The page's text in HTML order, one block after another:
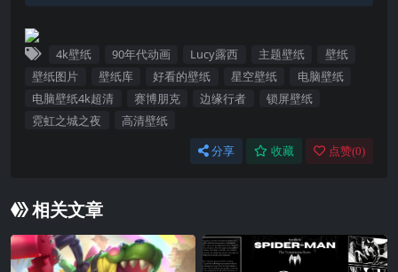
4k壁纸 90年代动画 Lucy露西 主题壁纸
壁纸
壁纸图片
壁纸库 好看的壁纸 星空壁纸
电脑壁纸
电脑壁纸4k超清
赛博朋克 边缘行者
锁屏壁纸
霓虹之城之夜
高清壁纸
分享 收藏 点赞(0)
相关文章